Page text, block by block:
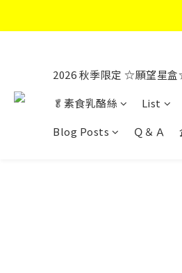
2026 秋季限定 ☆願望星
🥬素食乳酪絲
List
Blog Posts
Ｑ＆Ａ